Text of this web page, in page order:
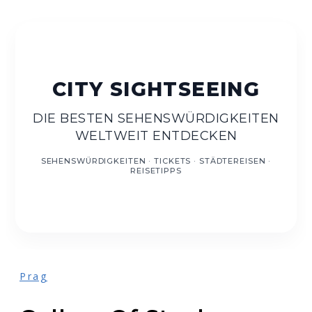
DIE BESTEN SEHENSWÜRDIGKEITEN
WELTWEIT ENTDECKEN
Prag